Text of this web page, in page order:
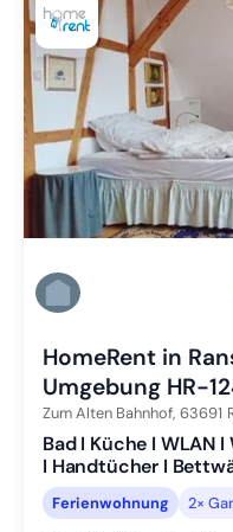
HomeRent in
Umgebung HR-
Zum Alten Bahnhof, 63691
Bad I Küche I WLAN
I Handtücher I
Ferienwohnung 2×